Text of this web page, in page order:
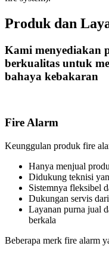
Produk dan
Kami menyediakan
berkualitas untuk
bahaya kebakaran
Fire Alarm
Keunggulan produk fire
Hanya menjual
Didukung teknisi
Sistemnya fleksibel
Dukungan servis
Layanan purna jual
berkala
Beberapa merk fire alarm